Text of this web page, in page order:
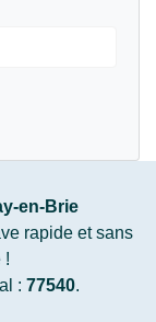
en-Brie
rapide et sans
!
: 77540.